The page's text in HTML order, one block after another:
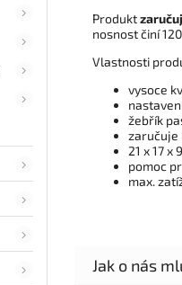
Produkt
nosnost činí
Vlastnosti
vysoce
žebřík
zaručuje
21 x 17 x
pomoc
max.